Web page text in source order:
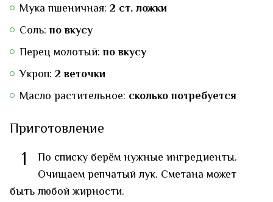
Мука пшеничная: 2 ст. ложки
Соль:по вкусу
Перец молотый:по вкусу
Укроп: 2 веточки
Масло растительное: сколько потребуется
Приготовление
1
По списку берём нужные ингредиенты.
Очищаем репчатый лук. Сметана может
быть любой жирности.